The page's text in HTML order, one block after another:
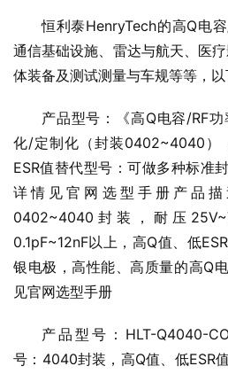
恒利泰HenryTech的高Q电
通信基础设施、雷达与航天、医
体装备及测试测量与车规等等，以
产品型号：《高Q电容/RF
化/定制化（封装0402~4040）
ESR值替代型号：可做多种标准
详情见官网选型手册产品
0402~4040封装，耐压
0.1pF~12nF以上，高Q值、低
银电极，高性能、高质量的高Q
见官网选型手册
产品型号：HLT-Q4040-
号：4040封装，高Q值、低ESR